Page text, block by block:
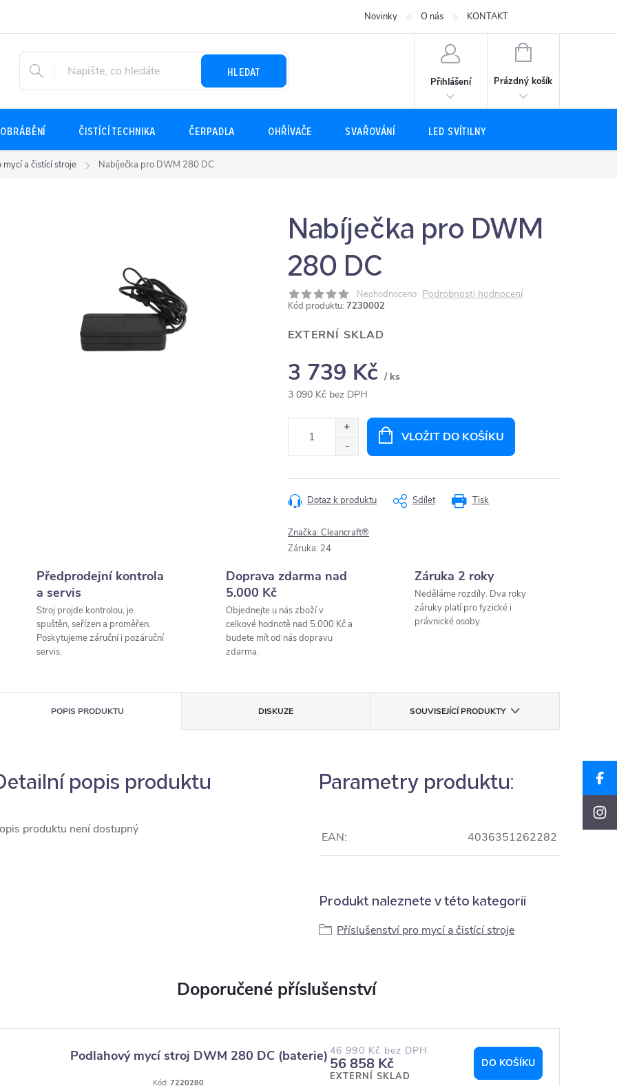
Novinky O nás KONTAKT
HLEDAT
Přihlášení
NÁKUPNÍ
Prázdný košík
ČISTÍCÍ TECHNIKA ČERPADLA OHŘÍVAČE SVAŘOVÁNÍ LED SVÍTILNY
a čistící stroje Nabíječka pro DWM 280 DC
Nabíječka pro DWM
280 DC
Neohodnoceno Podrobnosti hodnocení
Kód produktu: 7230002
EXTERNÍ SKLAD
3 739 Kč / ks
3 090 Kč bez DPH
VLOŽIT DO KOŠÍKU
Tisk
Dotaz k produktu Sdílet
Značka:Cleancraft®
Záruka: 24
Předprodejní kontrola
a servis
Stroj projde kontrolou, je
spuštěn, seřízen a proměřen.
Poskytujeme záruční i pozáruční
servis.
Doprava zdarma nad
5.000 Kč
Objednejte u nás zboží v
celkové hodnotě nad 5.000 Kč a
budete mít od nás dopravu
zdarma.
Záruka 2 roky
Neděláme rozdíly. Dva roky
záruky platí pro fyzické i
právnické osoby.
POPIS PRODUKTU DISKUZE SOUVISEJÍCÍ PRODUKTY
popis produktu
produktu není dostupný
Parametry produktu:
EAN: 4036351262282
Produkt naleznete v této kategorii
Příslušenství pro mycí a čistící stroje
Podlahový mycí stroj DWM 280 DC (baterie) 46 990 Kč bez DPH
56 858 Kč
EXTERNÍ SKLAD
DO KOŠÍKU
Kód: 7220280